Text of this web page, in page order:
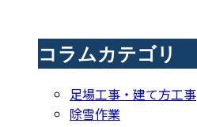
コラムカテゴリ
足場工事・建て方工事
除雪作業